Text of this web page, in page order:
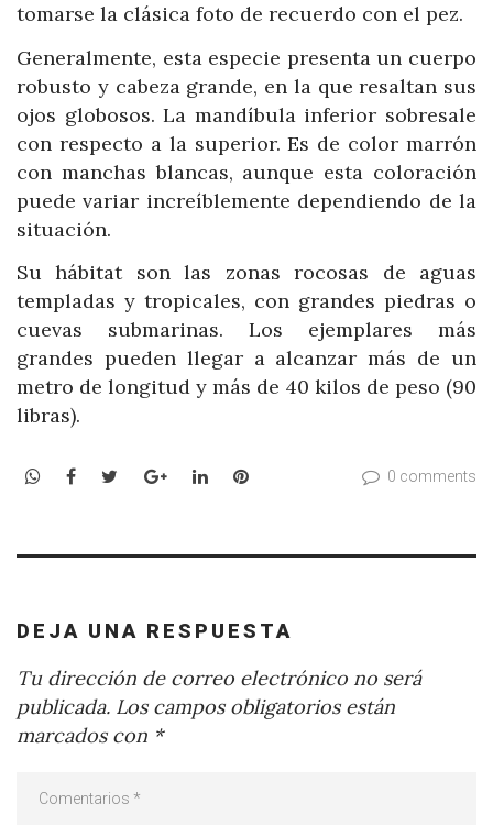
tomarse la clásica foto de recuerdo con el pez.
Generalmente, esta especie presenta un cuerpo
robusto y cabeza grande, en la que resaltan sus
ojos globosos. La mandíbula inferior sobresale
con respecto a la superior. Es de color marrón
con manchas blancas, aunque esta coloración
puede variar increíblemente dependiendo de la
situación.
Su hábitat son las zonas rocosas de aguas
templadas y tropicales, con grandes piedras o
cuevas submarinas. Los ejemplares más
grandes pueden llegar a alcanzar más de un
metro de longitud y más de 40 kilos de peso (90
libras).
WhatsApp
Facebook
TwitterGoogle+LinkedInPinterest 0 comments
DEJA UNA RESPUESTA
Tu dirección de correo electrónico no será
publicada. Los campos obligatorios están
marcados con *